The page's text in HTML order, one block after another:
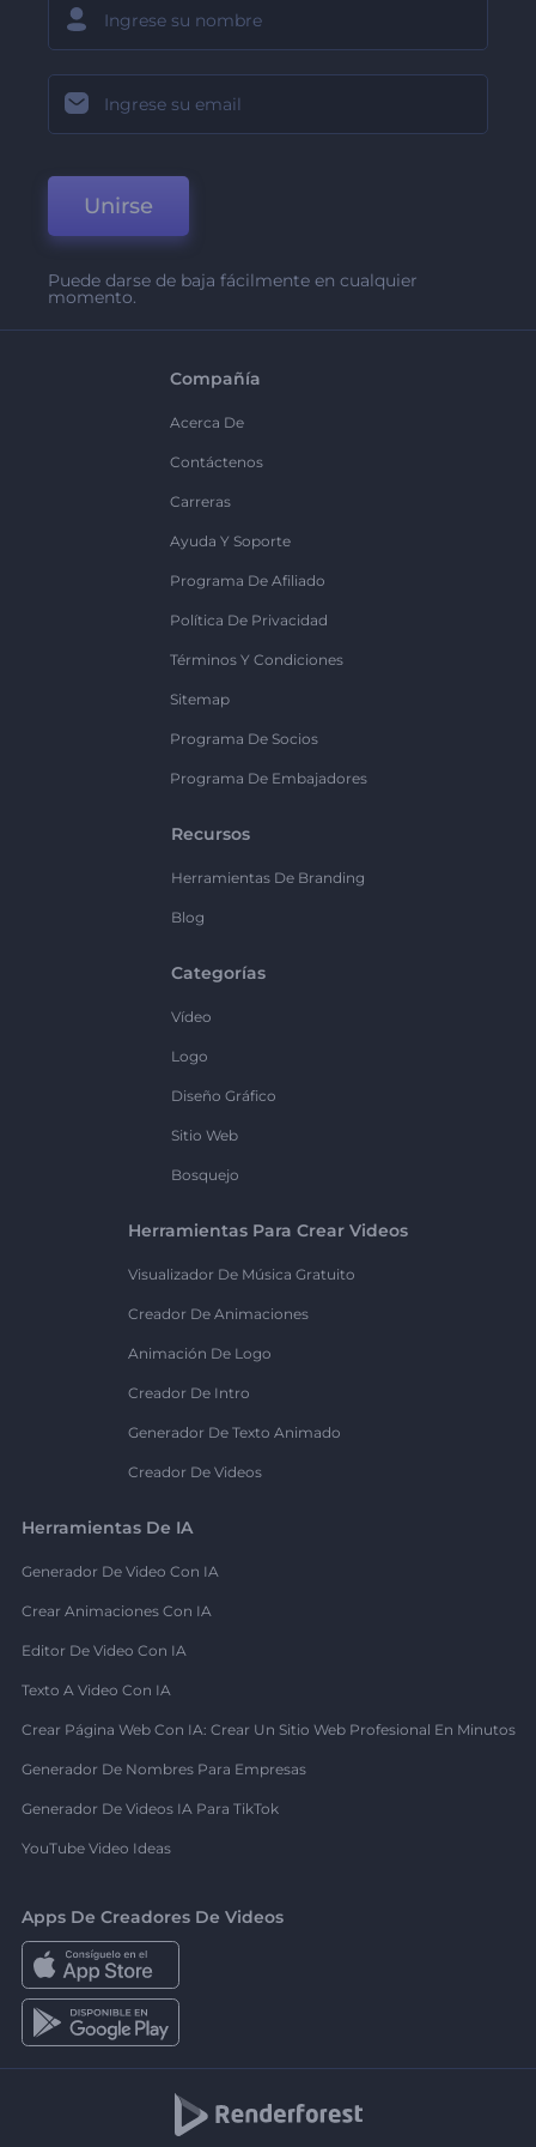
Unirse
Puede darse de baja fácilmente en cualquier
momento.
Compañía
Acerca De
Contáctenos
Carreras
Ayuda Y Soporte
Programa De Afiliado
Política De Privacidad
Términos Y Condiciones
Sitemap
Programa De Socios
Programa De Embajadores
Recursos
Herramientas De Branding
Blog
Categorías
Vídeo
Logo
Diseño Gráfico
Sitio Web
Bosquejo
Herramientas Para Crear Videos
Visualizador De Música Gratuito
Creador De Animaciones
Animación De Logo
Creador De Intro
Generador De Texto Animado
Creador De Videos
Herramientas De IA
Generador De Video Con IA
Crear Animaciones Con IA
Editor De Video Con IA
Texto A Video Con IA
Crear Página Web Con IA: Crear Un Sitio Web Profesional En Minutos
Generador De Nombres Para Empresas
Generador De Videos IA Para TikTok
YouTube Video Ideas
Apps De Creadores De Videos